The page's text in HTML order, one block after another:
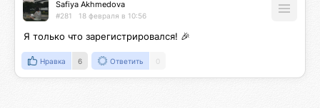
Safiya Akhmedova
#281 18 февраля в 10:56
Я только что зарегистрировался! 🎉
Нравка 6 Ответить 0